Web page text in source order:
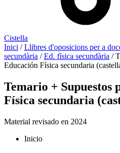
Cistella
Inici /Llibres d'oposicions per a
secundària /Ed. física secundària /
Educación Física secundaria
Temario + Supuestos
Física secundaria
Material revisado en 2024
Inicio